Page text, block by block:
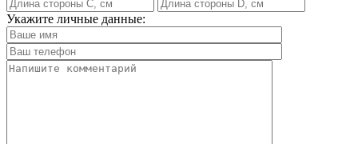
Укажите личные данные: